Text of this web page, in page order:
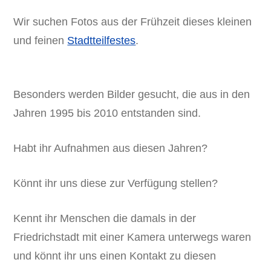
Wir suchen Fotos aus der Frühzeit dieses kleinen
und feinen Stadtteilfestes.
Besonders werden Bilder gesucht, die aus in den
Jahren 1995 bis 2010 entstanden sind.
Habt ihr Aufnahmen aus diesen Jahren?
Könnt ihr uns diese zur Verfügung stellen?
Kennt ihr Menschen die damals in der
Friedrichstadt mit einer Kamera unterwegs waren
und könnt ihr uns einen Kontakt zu diesen